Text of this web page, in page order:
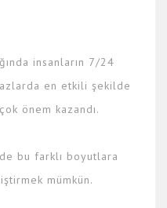
insanların 7/24
en etkili şekilde
önem kazandı.
bu farklı boyutlara
mümkün.